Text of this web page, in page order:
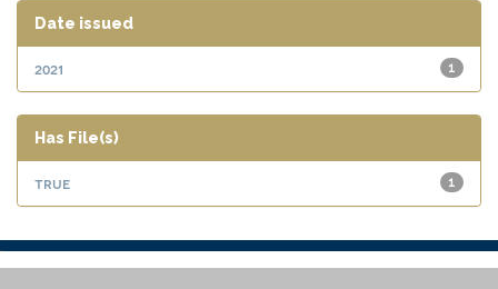
Date issued
1
2021
Has File(s)
1
true